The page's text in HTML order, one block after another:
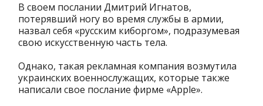
В своем послании Дмитрий Игнатов,
потерявший ногу во время службы в армии,
назвал себя «русским киборгом», подразумевая
свою искусственную часть тела.
Однако, такая рекламная компания возмутила
украинских военнослужащих, которые также
написали свое послание фирме «Apple».